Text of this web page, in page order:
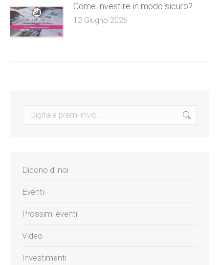
Come investire in modo sicuro?
12 Giugno 2026
Search:
Dicono di noi
Eventi
Prossimi eventi
Video
Investimenti